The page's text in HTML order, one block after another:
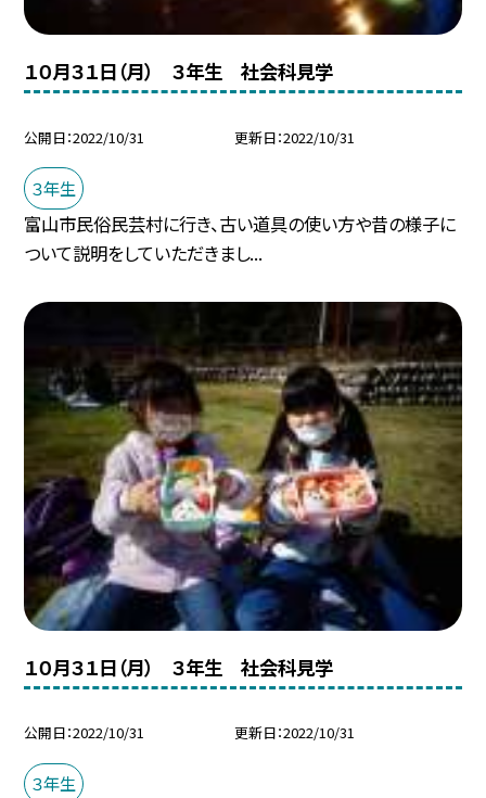
１０月３１日（月） ３年生 社会科見学
公開日 2022/10/31 更新日 2022/10/31
３年生
富山市民俗民芸村に行き、古い道具の使い方や昔の様子に
ついて説明をしていただきまし...
１０月３１日（月） ３年生 社会科見学
公開日 2022/10/31 更新日 2022/10/31
３年生